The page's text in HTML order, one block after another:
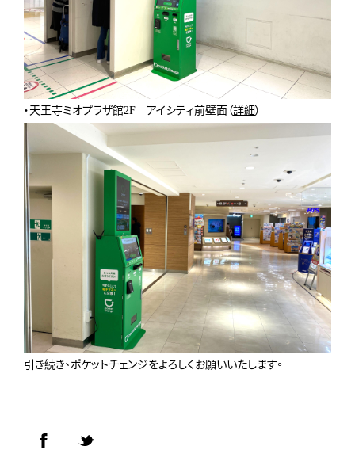
・天王寺ミオプラザ館2F アイシティ前壁面（詳細）
引き続き、ポケットチェンジをよろしくお願いいたします。